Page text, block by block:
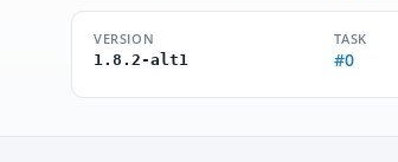
VERSION
1.8.2-alt1
TASK
#0